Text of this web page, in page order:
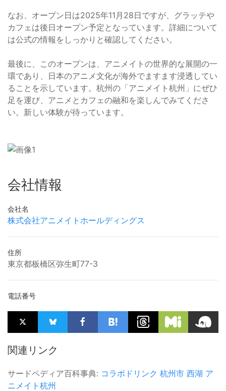
なお、オープン日は2025年11月28日ですが、グラッテや
カフェは後日オープン予定となっています。詳細について
は公式の情報をしっかりと確認してください。
最後に、このオープンは、アニメイトの世界的な展開の一
環であり、日本のアニメ文化が海外でますます浸透してい
ることを示しています。杭州の「アニメイト杭州」にぜひ
足を運び、アニメとカフェの融和を楽しんでみてくださ
い。新しい体験が待っています。
会社情報
会社名
株式会社アニメイトホールディングス
住所
東京都板橋区弥生町77-3
電話番号
関連リンク
サードペディア百科事典: コラボドリンク 杭州市 西湖 ア
ニメイト杭州